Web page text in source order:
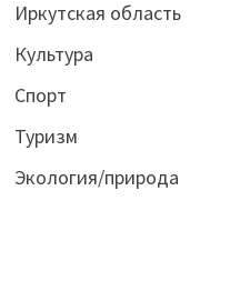
Иркутская область
Культура
Спорт
Туризм
Экология/природа